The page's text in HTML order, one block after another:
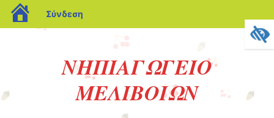
blogs.sch.gr
Σύνδεση
ΝΗΠΙΑΓΩΓΕΙΟ
ΜΕΛΙΒΟΙΩΝ